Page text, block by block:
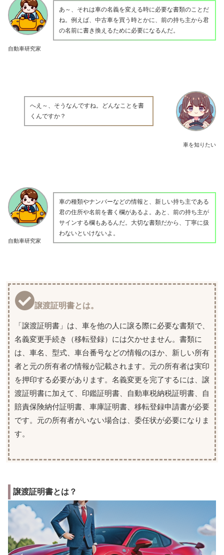
自動車研究家
あ～、それは車の名義を変える時に必要な書類のことだ
ね。例えば、中古車を買う時とかに、前の持ち主から君
の名前に書き換えるために必要になるんだ。
車を知りたい
へえ～、そうなんですね。どんなことを書
くんですか？
自動車研究家
車の種類やナンバーなどの情報と、新しい持ち主である
君の住所や名前を書く欄があるよ。あと、前の持ち主が
サインする欄もあるんだ。大切な書類だから、丁寧に扱
わないといけないよ。
譲渡証明書とは。
「譲渡証明書」は、車を他の人に譲る際に必要な書類で、
名義変更手続き（移転登録）には欠かせません。書類に
は、車名、型式、車台番号などの情報のほか、新しい所有
者と元の所有者の情報が記載されます。元の所有者は実印
を押印する必要があります。名義変更を完了するには、譲
渡証明書に加えて、印鑑証明書、自動車税納税証明書、自
賠責保険納付証明書、車庫証明書、移転登録申請書が必要
です。元の所有者がいない場合は、委任状が必要になりま
す。
譲渡証明書とは？